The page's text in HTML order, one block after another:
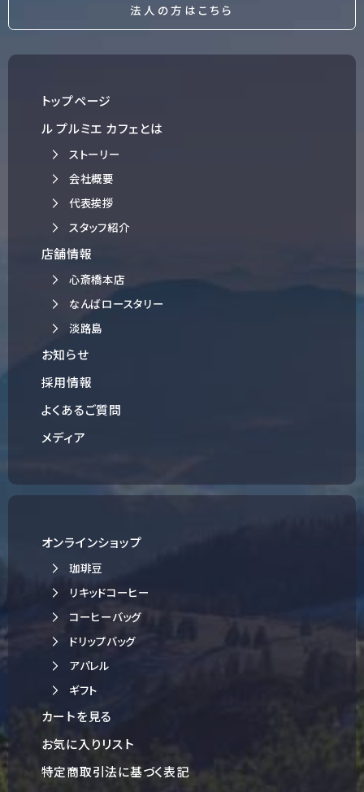
法人の方はこちら
トップページ
ル プルミエ カフェとは
ストーリー
会社概要
代表挨拶
スタッフ紹介
店舗情報
心斎橋本店
なんばロースタリー
淡路島
お知らせ
採用情報
よくあるご質問
メディア
オンラインショップ
珈琲豆
リキッドコーヒー
コーヒーバッグ
ドリップバッグ
アパレル
ギフト
カートを見る
お気に入りリスト
特定商取引法に基づく表記